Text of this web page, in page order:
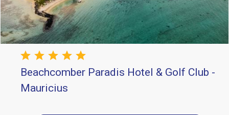
star star star star star
Beachcomber Paradis Hotel & Golf Club -
Mauricius